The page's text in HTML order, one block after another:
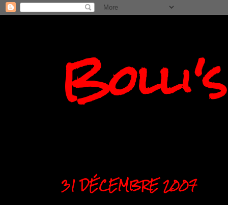
31 DÉCEMBRE 2007